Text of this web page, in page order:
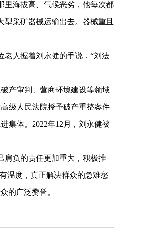
海拔高、气候恶劣，他每次都
采矿器械运输出去。器械重且
人握着刘永健的手说：“刘法
产审判、营商环境建设等领域
级人民法院授予破产重整案件
集体。2022年12月，刘永健被
负的责任更加重大，积极推
温度，真正解决群众的急难愁
的广泛赞誉。